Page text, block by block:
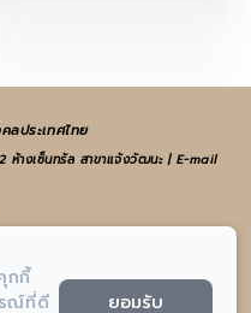
ลประเทศไทย
ห้างเซ็นทรัล สาขาแจ้งวัฒนะ | E-mail
กกี้
รณ์ที่ดี
ยอมรับ